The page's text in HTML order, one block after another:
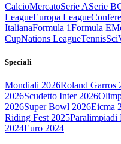
CalcioMercatoSerie ASerie B
LeagueEuropa League
ItalianaFormula 1Formula E
CupNations LeagueTennisSci
Speciali
Mondiali 2026Roland Garros
2026Scudetto Inter 2026
2026Super Bowl 2026Eicma
Riding Fest 2025Paralimpiadi
2024Euro 2024